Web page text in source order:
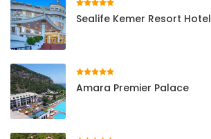
Sealife Kemer Resort Hotel
Amara Premier Palace